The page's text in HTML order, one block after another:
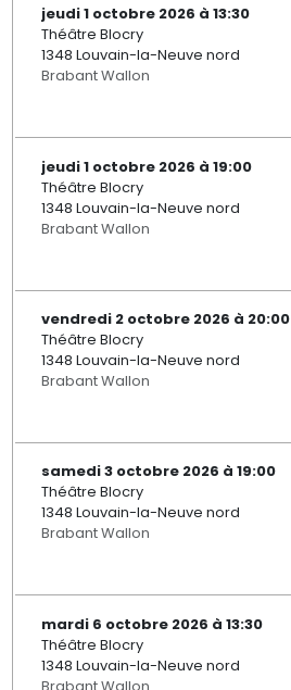
jeudi 1 octobre 2026 à 13:30
Théâtre Blocry
1348 Louvain-la-Neuve nord
Brabant Wallon
jeudi 1 octobre 2026 à 19:00
Théâtre Blocry
1348 Louvain-la-Neuve nord
Brabant Wallon
vendredi 2 octobre 2026 à 20:00
Théâtre Blocry
1348 Louvain-la-Neuve nord
Brabant Wallon
samedi 3 octobre 2026 à 19:00
Théâtre Blocry
1348 Louvain-la-Neuve nord
Brabant Wallon
mardi 6 octobre 2026 à 13:30
Théâtre Blocry
1348 Louvain-la-Neuve nord
Brabant Wallon